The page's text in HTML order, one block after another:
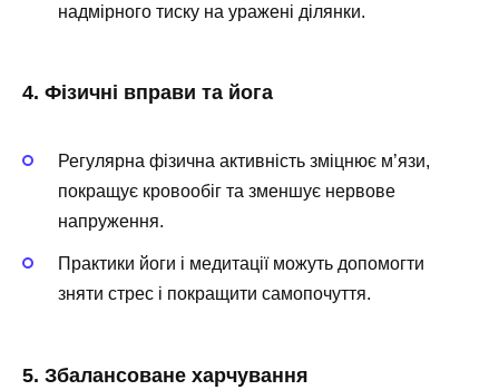
надмірного тиску на уражені ділянки.
4. Фізичні вправи та йога
Регулярна фізична активність зміцнює м’язи,
покращує кровообіг та зменшує нервове
напруження.
Практики йоги і медитації можуть допомогти
зняти стрес і покращити самопочуття.
5. Збалансоване харчування